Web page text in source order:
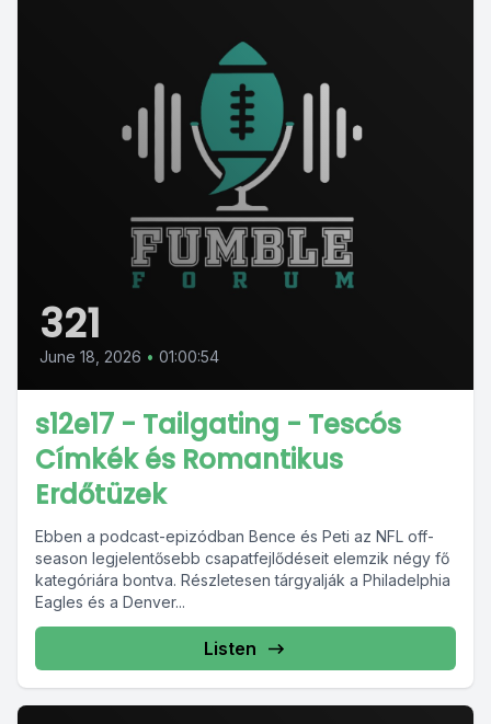
321
June 18, 2026 • 01:00:54
s12e17 - Tailgating - Tescós
Címkék és Romantikus
Erdőtüzek
Ebben a podcast-epizódban Bence és Peti az NFL off-
season legjelentősebb csapatfejlődéseit elemzik négy fő
kategóriára bontva. Részletesen tárgyalják a Philadelphia
Eagles és a Denver...
Listen